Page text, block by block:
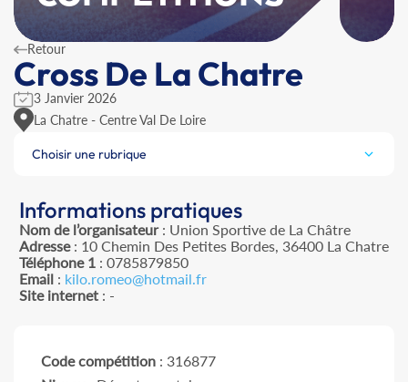
Retour
Cross De La Chatre
3 Janvier 2026
La Chatre - Centre Val De Loire
Choisir une rubrique
Informations pratiques
Nom de l’organisateur: Union Sportive de La Châtre
Adresse: 10 Chemin Des Petites Bordes, 36400 La Chatre
Téléphone 1 : 0785879850
Email : kilo.romeo@hotmail.fr
Site internet : -
Code compétition : 316877